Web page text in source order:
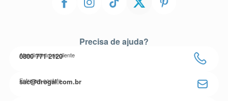
Precisa de ajuda?
Atendimento ao cliente
0800 771 2120
Entre em contato
sac@drogal.com.br